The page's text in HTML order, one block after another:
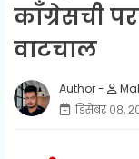
काँग्रेसची
वाटचाल
डिसेंबर ०८,